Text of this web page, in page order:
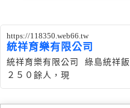
https://118350.web66.tw
統祥育樂有限公司
統祥育樂有限公司 綠島統祥
２５０餘人，現